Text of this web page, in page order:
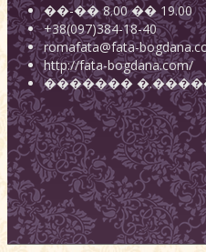
��-��8.00��19.00
+38(097)384-18-40
romafata@fata-
http://fata-bogdana.com/
�������